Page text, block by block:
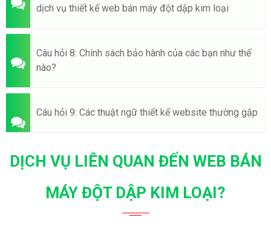
dịch vụ thiết kế web bán máy đột dập kim loại
Câu hỏi 8: Chính sách bảo hành của các bạn như thế
nào?
Câu hỏi 9: Các thuật ngữ thiết kế website thường gặp
DỊCH VỤ LIÊN QUAN ĐẾN WEB BÁN
MÁY ĐỘT DẬP KIM LOẠI?